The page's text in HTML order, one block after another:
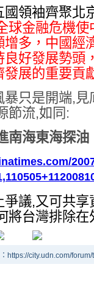
國領袖齊聚北
球金融危機
增多，中國經
良好發展勢頭
發展的重要貢
暴只是開端,
節流,如同:
南海東海探油
爭議,又可共
將台灣排除在
https://city.udn.com/